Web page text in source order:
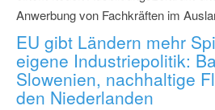
Anwerbung von Fachkräften im
EU gibt Ländern mehr
eigene Industriepolitik:
Slowenien, nachhaltige
den Niederlanden